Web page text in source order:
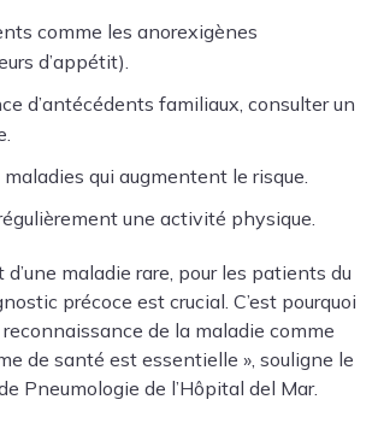
comme les anorexigènes
d’appétit).
d’antécédents familiaux, consulter un
qui augmentent le risque.
une activité physique.
d’une maladie rare, pour les patients du
précoce est crucial. C’est pourquoi
de la maladie comme
de santé est essentielle », souligne le
Pneumologie de l’Hôpital del Mar.